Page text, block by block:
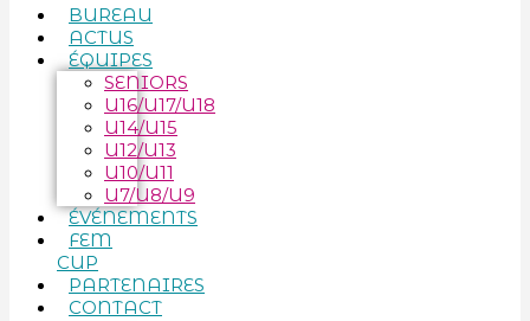
BUREAU
ACTUS
ÉQUIPES
SENIORS
U16/U17/U18
U14/U15
U12/U13
U10/U11
U7/U8/U9
ÉVÉNEMENTS
FEM
CUP
PARTENAIRES
CONTACT